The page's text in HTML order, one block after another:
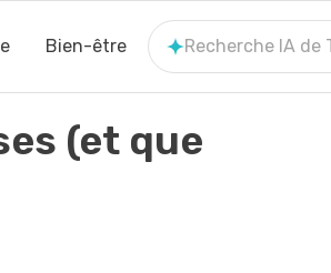
Bien-être Recherche IA de
(et que